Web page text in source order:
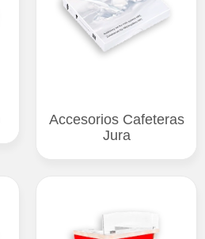
Accesorios Cafeteras
Jura